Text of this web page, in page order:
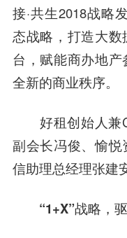
接·共生2018战略
态战略，打造大
台，赋能商办地
全新的商业秩序。
好租创始人兼
副会长冯俊、愉悦
信助理总经理张建
“1+X”战略，驱